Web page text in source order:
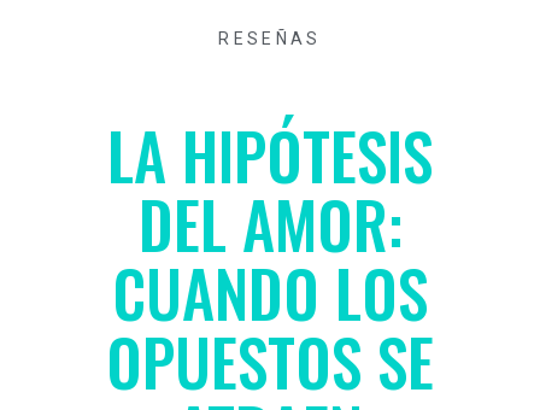
RESEÑAS
LA HIPÓTESIS
DEL AMOR:
CUANDO LOS
OPUESTOS SE